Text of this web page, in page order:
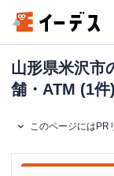
山形県米沢市
舗・ATM (1件)
このページにはPR